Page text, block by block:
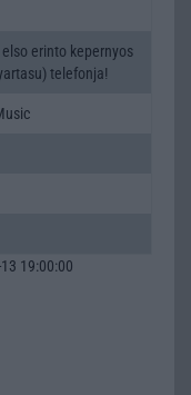
elso erinto kepernyos
telefonja!
19:00:00